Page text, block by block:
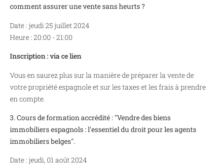
comment assurer une vente sans heurts ?
Date : jeudi 25 juillet 2024
Heure : 20:00 - 21:00
Inscription : via ce lien
Vous en saurez plus sur la manière de préparer la vente de
votre propriété espagnole et sur les taxes et les frais à prendre
en compte.
3. Cours de formation accrédité : "Vendre des biens
immobiliers espagnols : l'essentiel du droit pour les agents
immobiliers belges".
Date : jeudi, 01 août 2024